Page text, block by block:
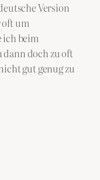
Version
oft um
ich beim
dann doch zu oft
gut genug zu